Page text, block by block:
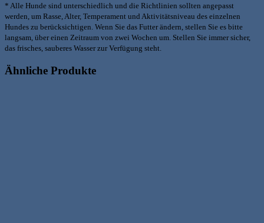
* Alle Hunde sind unterschiedlich und die Richtlinien sollten angepasst
werden, um Rasse, Alter, Temperament und Aktivitätsniveau des einzelnen
Hundes zu berücksichtigen. Wenn Sie das Futter ändern, stellen Sie es bitte
langsam, über einen Zeitraum von zwei Wochen um. Stellen Sie immer sicher,
das frisches, sauberes Wasser zur Verfügung steht.
Ähnliche Produkte